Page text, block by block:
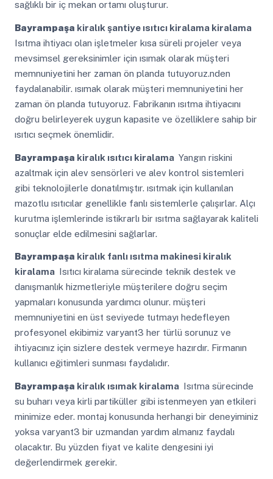
sağlıklı bir iç mekan ortamı oluşturur.
Bayrampaşa kiralık şantiye ısıtıcı kiralama kiralama
Isıtma ihtiyacı olan işletmeler kısa süreli projeler veya
mevsimsel gereksinimler için ısımak olarak müşteri
memnuniyetini her zaman ön planda tutuyoruz.nden
faydalanabilir. ısımak olarak müşteri memnuniyetini her
zaman ön planda tutuyoruz. Fabrikanın ısıtma ihtiyacını
doğru belirleyerek uygun kapasite ve özelliklere sahip bir
ısıtıcı seçmek önemlidir.
Bayrampaşa kiralık ısıtıcı kiralama Yangın riskini
azaltmak için alev sensörleri ve alev kontrol sistemleri
gibi teknolojilerle donatılmıştır. ısıtmak için kullanılan
mazotlu ısıtıcılar genellikle fanlı sistemlerle çalışırlar. Alçı
kurutma işlemlerinde istikrarlı bir ısıtma sağlayarak kaliteli
sonuçlar elde edilmesini sağlarlar.
Bayrampaşa kiralık fanlı ısıtma makinesi kiralık
kiralama Isıtıcı kiralama sürecinde teknik destek ve
danışmanlık hizmetleriyle müşterilere doğru seçim
yapmaları konusunda yardımcı olunur. müşteri
memnuniyetini en üst seviyede tutmayı hedefleyen
profesyonel ekibimiz varyant3 her türlü sorunuz ve
ihtiyacınız için sizlere destek vermeye hazırdır. Firmanın
kullanıcı eğitimleri sunması faydalıdır.
Bayrampaşa kiralık ısımak kiralama Isıtma sürecinde
su buharı veya kirli partiküller gibi istenmeyen yan etkileri
minimize eder. montaj konusunda herhangi bir deneyiminiz
yoksa varyant3 bir uzmandan yardım almanız faydalı
olacaktır. Bu yüzden fiyat ve kalite dengesini iyi
değerlendirmek gerekir.